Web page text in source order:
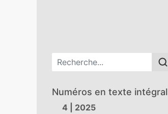
Menu principal
Numéros en texte intégral
4 | 2025